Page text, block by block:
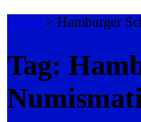
Home > Hamburger
Tag: